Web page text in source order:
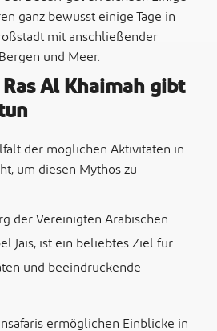
ganz bewusst einige Tage in
mit anschließender
und Meer.
Al Khaimah gibt
der möglichen Aktivitäten in
um diesen Mythos zu
der Vereinigten Arabischen
Jais, ist ein beliebtes Ziel für
und beeindruckende
ermöglichen Einblicke in